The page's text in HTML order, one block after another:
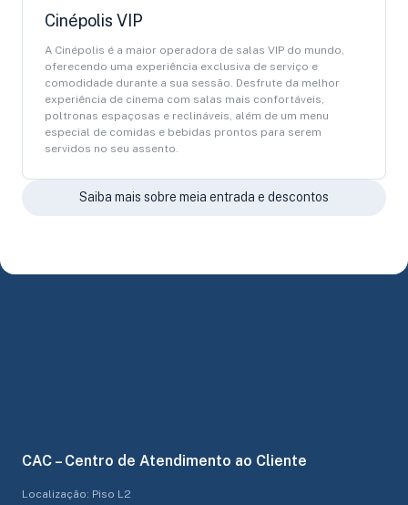
Cinépolis VIP
A Cinépolis é a maior operadora de salas VIP do mundo,
oferecendo uma experiência exclusiva de serviço e
comodidade durante a sua sessão. Desfrute da melhor
experiência de cinema com salas mais confortáveis,
poltronas espaçosas e reclináveis, além de um menu
especial de comidas e bebidas prontos para serem
servidos no seu assento.
Saiba mais sobre meia entrada e descontos
CAC – Centro de Atendimento ao Cliente
Localização: Piso L2